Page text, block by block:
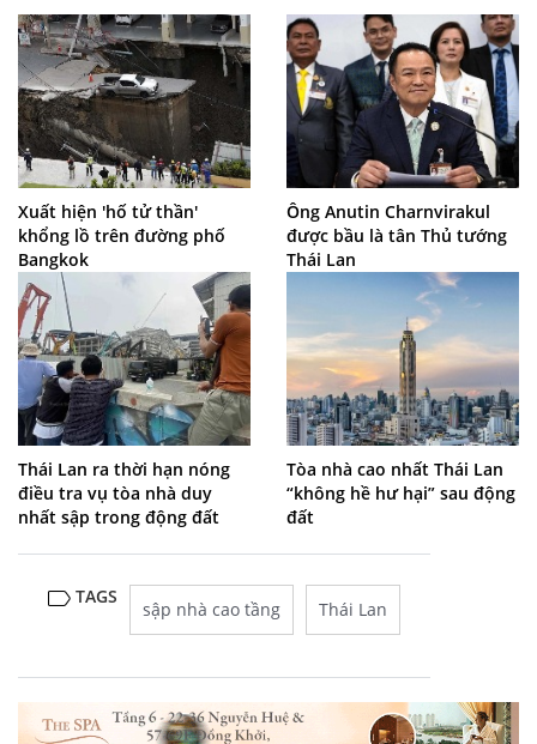
Xuất hiện 'hố tử thần'
khổng lồ trên đường phố
Bangkok
Ông Anutin Charnvirakul
được bầu là tân Thủ tướng
Thái Lan
Thái Lan ra thời hạn nóng
điều tra vụ tòa nhà duy
nhất sập trong động đất
Tòa nhà cao nhất Thái Lan
“không hề hư hại” sau động
đất
TAGS
sập nhà cao tầng Thái Lan